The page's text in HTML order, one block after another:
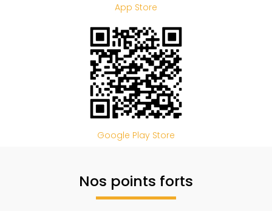
App Store
Google Play Store
Nos points forts